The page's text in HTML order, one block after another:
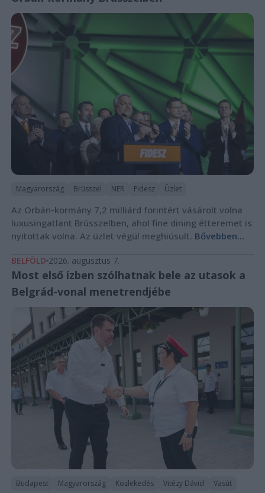
Magyarország Brüsszel NER Fidesz Üzlet
Az Orbán-kormány 7,2 milliárd forintért vásárolt volna
luxusingatlant Brüsszelben, ahol fine dining étteremet is
nyitottak volna. Az üzlet végül meghiúsult. Bővebben...
BELFÖLD 2026. augusztus 7.
Most első ízben szólhatnak bele az utasok a
Belgrád-vonal menetrendjébe
Budapest Magyarország Közlekedés Vitézy Dávid Vasút